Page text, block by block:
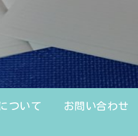
ついて お問い合わせ